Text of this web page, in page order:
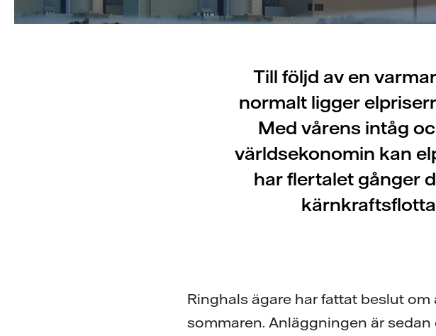
Till följd av en
normalt ligger
Med vårens intåg
världsekonomin kan
har flertalet gånger
Ringhals ägare har fattat beslut
sommaren. Anläggningen är